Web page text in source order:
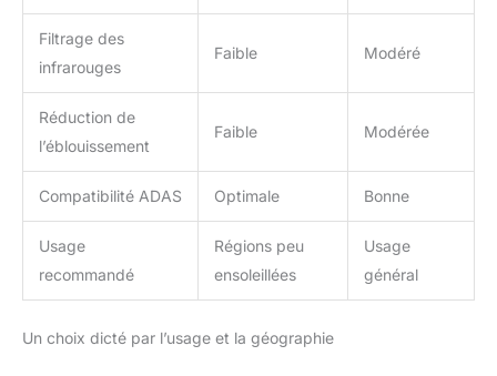
Filtrage des
infrarouges
Faible Modéré
Réduction de
l’éblouissement
Faible Modérée
Compatibilité ADAS Optimale Bonne
Usage
recommandé
Régions peu
ensoleillées
Usage
général
Un choix dicté par l’usage et la géographie